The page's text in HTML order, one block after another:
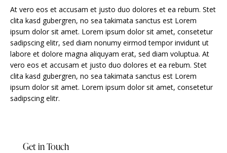
At vero eos et accusam et justo duo dolores et ea rebum. Stet
clita kasd gubergren, no sea takimata sanctus est Lorem
ipsum dolor sit amet. Lorem ipsum dolor sit amet, consetetur
sadipscing elitr, sed diam nonumy eirmod tempor invidunt ut
labore et dolore magna aliquyam erat, sed diam voluptua. At
vero eos et accusam et justo duo dolores et ea rebum. Stet
clita kasd gubergren, no sea takimata sanctus est Lorem
ipsum dolor sit amet. Lorem ipsum dolor sit amet, consetetur
sadipscing elitr.
Get in Touch